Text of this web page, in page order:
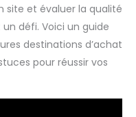
site et évaluer la qualité
défi. Voici un guide
destinations d’achat
pour réussir vos